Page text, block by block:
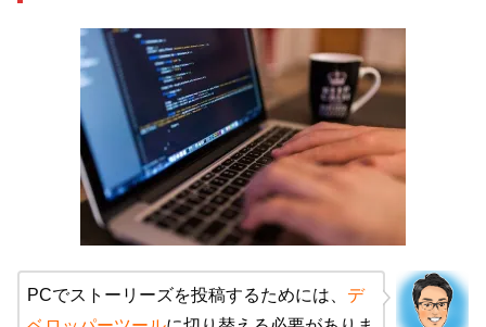
PCでストーリーズを投稿するためには、 デ